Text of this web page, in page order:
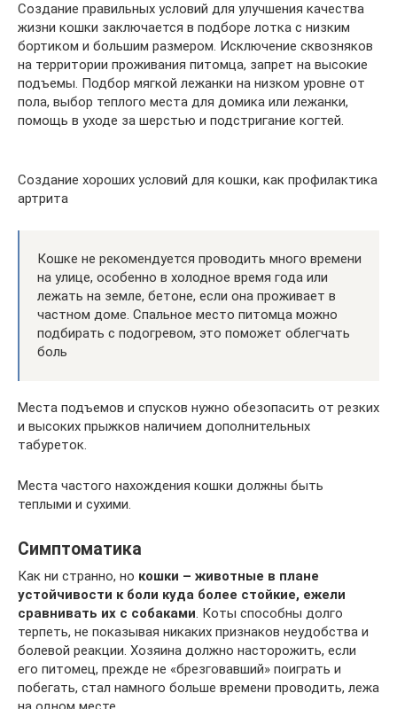
Создание правильных условий для улучшения качества
жизни кошки заключается в подборе лотка с низким
бортиком и большим размером. Исключение сквозняков
на территории проживания питомца, запрет на высокие
подъемы. Подбор мягкой лежанки на низком уровне от
пола, выбор теплого места для домика или лежанки,
помощь в уходе за шерстью и подстригание когтей.
Создание хороших условий для кошки, как профилактика
артрита
Кошке не рекомендуется проводить много времени
на улице, особенно в холодное время года или
лежать на земле, бетоне, если она проживает в
частном доме. Спальное место питомца можно
подбирать с подогревом, это поможет облегчать
боль
Места подъемов и спусков нужно обезопасить от резких
и высоких прыжков наличием дополнительных
табуреток.
Места частого нахождения кошки должны быть
теплыми и сухими.
Симптоматика
Как ни странно, но кошки – животные в плане
устойчивости к боли куда более стойкие, ежели
сравнивать их с собаками. Коты способны долго
терпеть, не показывая никаких признаков неудобства и
болевой реакции. Хозяина должно насторожить, если
его питомец, прежде не «брезговавший» поиграть и
побегать, стал намного больше времени проводить, лежа